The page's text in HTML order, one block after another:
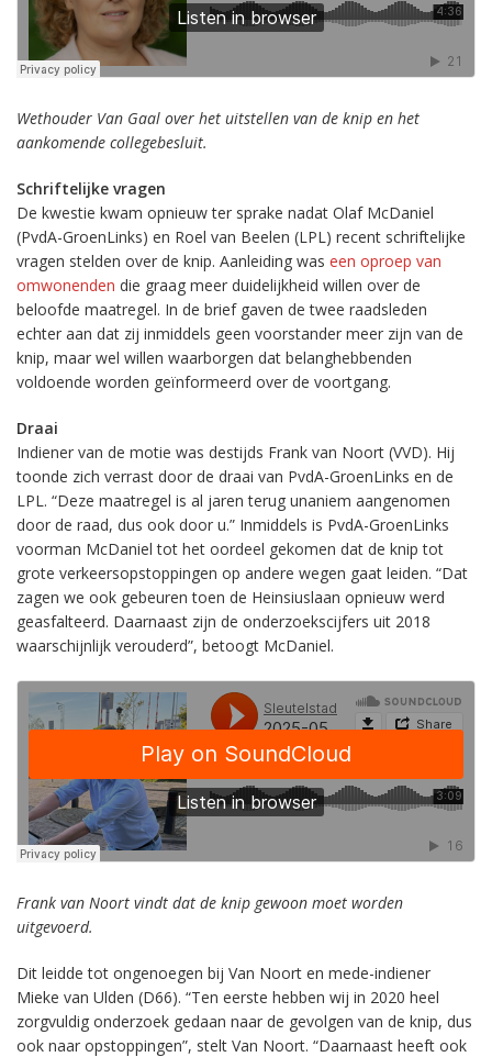
Wethouder Van Gaal over het uitstellen van de knip en het
aankomende collegebesluit.
Schriftelijke vragen
De kwestie kwam opnieuw ter sprake nadat Olaf McDaniel
(PvdA-GroenLinks) en Roel van Beelen (LPL) recent schriftelijke
vragen stelden over de knip. Aanleiding was een oproep van
omwonenden die graag meer duidelijkheid willen over de
beloofde maatregel. In de brief gaven de twee raadsleden
echter aan dat zij inmiddels geen voorstander meer zijn van de
knip, maar wel willen waarborgen dat belanghebbenden
voldoende worden geïnformeerd over de voortgang.
Draai
Indiener van de motie was destijds Frank van Noort (VVD). Hij
toonde zich verrast door de draai van PvdA-GroenLinks en de
LPL. “Deze maatregel is al jaren terug unaniem aangenomen
door de raad, dus ook door u.” Inmiddels is PvdA-GroenLinks
voorman McDaniel tot het oordeel gekomen dat de knip tot
grote verkeersopstoppingen op andere wegen gaat leiden. “Dat
zagen we ook gebeuren toen de Heinsiuslaan opnieuw werd
geasfalteerd. Daarnaast zijn de onderzoekscijfers uit 2018
waarschijnlijk verouderd”, betoogt McDaniel.
Frank van Noort vindt dat de knip gewoon moet worden
uitgevoerd.
Dit leidde tot ongenoegen bij Van Noort en mede-indiener
Mieke van Ulden (D66). “Ten eerste hebben wij in 2020 heel
zorgvuldig onderzoek gedaan naar de gevolgen van de knip, dus
ook naar opstoppingen”, stelt Van Noort. “Daarnaast heeft ook